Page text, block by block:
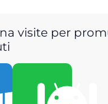
visite per